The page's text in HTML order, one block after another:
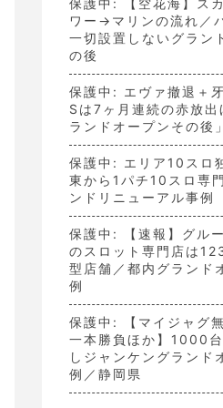
保護中: 【空花海】ス
ワー→マリンの流れ／
一切設置しないグラン
の後
保護中: エヴァ撤退＋
Sは7ヶ月連続の赤放出
ランドオープンその後
保護中: エリア10スロ
東から1パチ10スロ専
ンドリニューアル事例
保護中: 【速報】グル
のスロット専門店は
型店舗／都内グランド
例
保護中: 【マイジャグ
一本勝負ほか】1000
しジャンケングランド
例／静岡県